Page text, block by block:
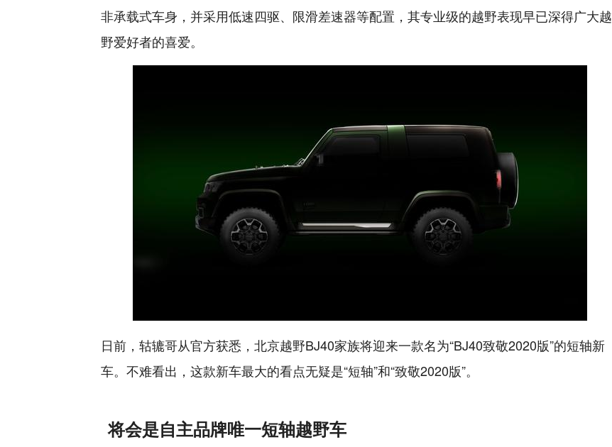
非承载式车身，并采用低速四驱、限滑差速器等配置，其专业级的越野表现早已深得广大越
野爱好者的喜爱。
日前，轱辘哥从官方获悉，北京越野BJ40家族将迎来一款名为“BJ40致敬2020版”的短轴新
车。不难看出，这款新车最大的看点无疑是“短轴”和“致敬2020版”。
将会是自主品牌唯一短轴越野车